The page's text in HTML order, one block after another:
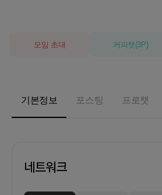
모임 초대 커피챗 (3P)
기본정보 포스팅 프로챗
네트워크